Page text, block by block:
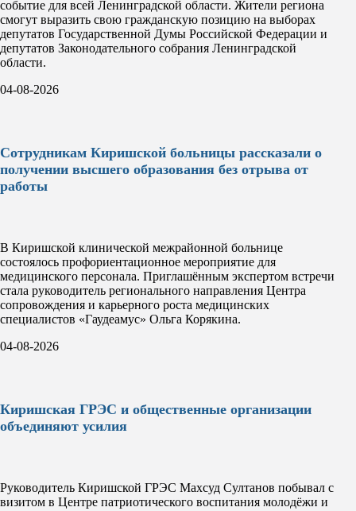
событие для всей Ленинградской области. Жители региона
смогут выразить свою гражданскую позицию на выборах
депутатов Государственной Думы Российской Федерации и
депутатов Законодательного собрания Ленинградской
области.
04-08-2026
Сотрудникам Киришской больницы рассказали о
получении высшего образования без отрыва от
работы
В Киришской клинической межрайонной больнице
состоялось профориентационное мероприятие для
медицинского персонала. Приглашённым экспертом встречи
стала руководитель регионального направления Центра
сопровождения и карьерного роста медицинских
специалистов «Гаудеамус» Ольга Корякина.
04-08-2026
Киришская ГРЭС и общественные организации
объединяют усилия
Руководитель Киришской ГРЭС Махсуд Султанов побывал с
визитом в Центре патриотического воспитания молодёжи и